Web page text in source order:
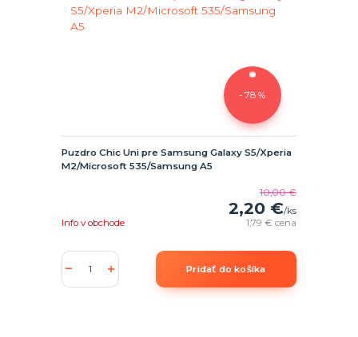
- 78 %
Puzdro Chic Uni pre Samsung Galaxy S5/Xperia
M2/Microsoft 535/Samsung A5
10,00 €
2,20 €/ks
1,79 €cena
Info v obchode
Pridať do košíka